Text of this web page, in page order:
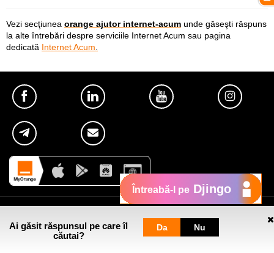
Vezi secţiunea orange ajutor internet-acum unde găseşti răspuns
la alte întrebări despre serviciile Internet Acum sau pagina
dedicată Internet Acum
Ai găsit răspunsul pe care îl
căutai?
Da Nu
Despre Orange Moldova
Întreabă-l pe Djingo